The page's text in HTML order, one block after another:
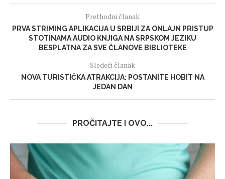
Prethodni članak
PRVA STRIMING APLIKACIJA U SRBIJI ZA ONLAJN PRISTUP
STOTINAMA AUDIO KNJIGA NA SRPSKOM JEZIKU
BESPLATNA ZA SVE ČLANOVE BIBLIOTEKE
Sledeći članak
NOVA TURISTIČKA ATRAKCIJA: POSTANITE HOBIT NA
JEDAN DAN
PROČITAJTE I OVO...